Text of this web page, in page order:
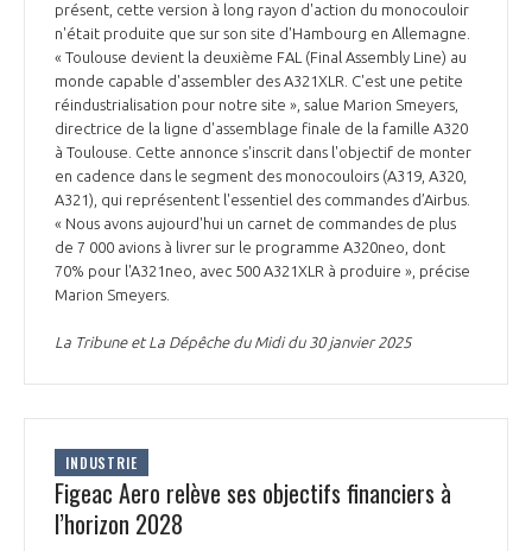
présent, cette version à long rayon d'action du monocouloir
n'était produite que sur son site d'Hambourg en Allemagne.
« Toulouse devient la deuxième FAL (Final Assembly Line) au
monde capable d'assembler des A321XLR. C'est une petite
réindustrialisation pour notre site », salue Marion Smeyers,
directrice de la ligne d'assemblage finale de la famille A320
à Toulouse. Cette annonce s'inscrit dans l'objectif de monter
en cadence dans le segment des monocouloirs (A319, A320,
A321), qui représentent l'essentiel des commandes d’Airbus.
« Nous avons aujourd'hui un carnet de commandes de plus
de 7 000 avions à livrer sur le programme A320neo, dont
70% pour l'A321neo, avec 500 A321XLR à produire », précise
Marion Smeyers.
La Tribune et La Dépêche du Midi du 30 janvier 2025
INDUSTRIE
Figeac Aero relève ses objectifs financiers à
l’horizon 2028